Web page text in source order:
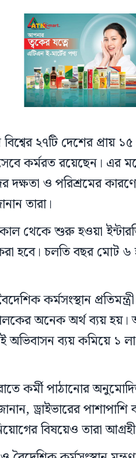
২৭টি দেশের প্রায়
কর্মরত রয়েছেন। এর
দক্ষতা ও পরিশ্রমের
তারা।
থেকে শুরু হওয়া
হবে। চলতি বছর মোট ৬
কর্মসংস্থান
অনেক অর্থ ব্যয় হয়।
অভিবাসন ব্যয় কমিয়ে ১
কর্মী পাঠানোর
ড্রাইভারের পাশাপাশি
বিষয়েও তারা